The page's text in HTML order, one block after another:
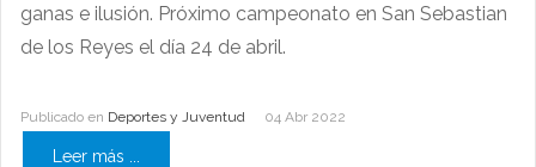
ganas e ilusión. Próximo campeonato en San Sebastian
de los Reyes el día 24 de abril.
Publicado en Deportes y Juventud 04 Abr 2022
Leer más ...